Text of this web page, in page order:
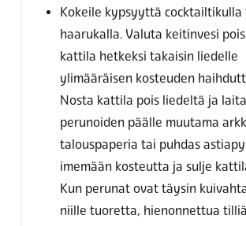
Kokeile kypsyyttä cocktailtikulla
haarukalla. Valuta keitinvesi
kattila hetkeksi takaisin liedelle
ylimääräisen kosteuden
Nosta kattila pois liedeltä ja laita
perunoiden päälle muutama
talouspaperia tai puhdas
imemään kosteutta ja sulje
Kun perunat ovat täysin
niille tuoretta, hienonnettua